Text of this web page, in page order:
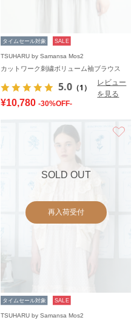
タイムセール対象 SALE
TSUHARU by Samansa Mos2
カットワーク刺繍ボリューム袖ブラウス
5.0 （1）
レビュー
を見る
¥10,780 -30%OFF-
SOLD OUT
再入荷受付
タイムセール対象 SALE
TSUHARU by Samansa Mos2